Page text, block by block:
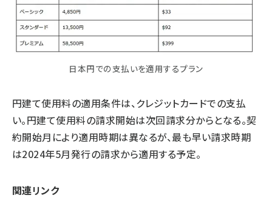
日本円での支払いを適用するプラン
円建て使用料の適用条件は、クレジットカードでの支払
い。円建て使用料の請求開始は次回請求分からとなる。契
約開始月により適用時期は異なるが、最も早い請求時期
は2024年5月発行の請求から適用する予定。
関連リンク